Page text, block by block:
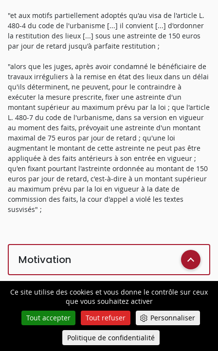
Ce site utilise des cookies et vous donne le contrôle sur ceux
que vous souhaitez activer
Tout accepter
Tout refuser Personnaliser
Politique de confidentialité
"et aux motifs partiellement adoptés qu'au visa de l'article L.
480-4 du code de l'urbanisme [...] il convient [...] d'ordonner
la restitution des lieux [...] sous une astreinte de 150 euros
par jour de retard jusqu'à parfaite restitution ;
"alors que les juges, après avoir condamné le bénéficiaire de
travaux irréguliers à la remise en état des lieux dans un délai
qu'ils déterminent, ne peuvent, pour le contraindre à
exécuter la mesure prescrite, fixer une astreinte d'un
montant supérieur au maximum prévu par la loi ; que l'article
L. 480-7 du code de l'urbanisme, dans sa version en vigueur
au moment des faits, prévoyait une astreinte d'un montant
maximal de 75 euros par jour de retard ; qu'une loi
augmentant le montant de cette astreinte ne peut pas être
appliquée à des faits antérieurs à son entrée en vigueur ;
qu'en fixant pourtant l'astreinte ordonnée au montant de 150
euros par jour de retard, c'est-à-dire à un montant supérieur
au maximum prévu par la loi en vigueur à la date de
commission des faits, la cour d'appel a violé les textes
susvisés" ;
Motivation
Attendu que la cour d'appel a ordonné la remise en état des
lieux sous astreinte de 150 euros par jour de retard, passé un
délai de six mois ;
Attendu qu'en statuant ainsi, et dès lors que l'astreinte
Queue-Fair